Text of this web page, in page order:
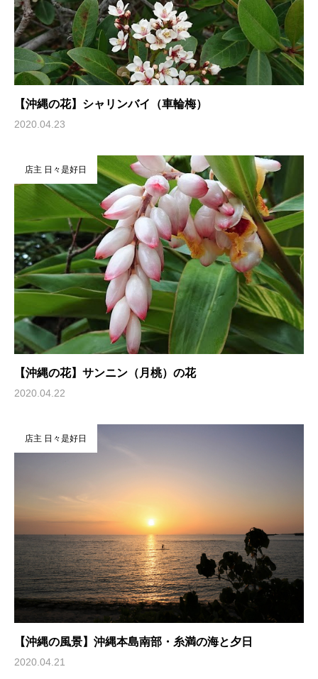
【沖縄の花】シャリンバイ（車輪梅）
2020.04.23
【沖縄の花】サンニン（月桃）の花
2020.04.22
店主 日々是好日
【沖縄の風景】沖縄本島南部・糸満の海と夕日
2020.04.21
店主 日々是好日